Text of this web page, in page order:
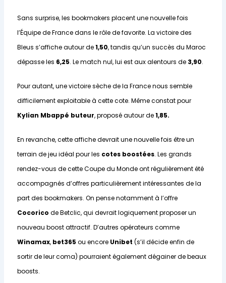
Sans surprise, les bookmakers placent une nouvelle fois
l’Équipe de France dans le rôle de favorite. La victoire des
Bleus s’affiche autour de1,50, tandis qu’un succès du Maroc
dépasse les 6,25. Le match nul, lui est aux alentours de 3,90.
Pour autant, une victoire sèche de la France nous semble
difficilement exploitable à cette cote. Même constat pour
Kylian Mbappé buteur, proposé autour de1,85.
En revanche, cette affiche devrait une nouvelle fois être un
terrain de jeu idéal pour les cotes boostées. Les grands
rendez-vous de cette Coupe du Monde ont régulièrement été
accompagnés d’offres particulièrement intéressantes de la
part des bookmakers. On pense notamment à l’offre
Cocorico de Betclic, qui devrait logiquement proposer un
nouveau boost attractif. D’autres opérateurs comme
Winamax, bet365 ou encore Unibet (s’il décide enfin de
sortir de leur coma) pourraient également dégainer de beaux
boosts.